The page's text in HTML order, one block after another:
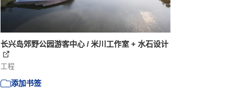
长兴岛郊野公园游客中心 / 米川工作室 + 水石设计
工程
添加书签